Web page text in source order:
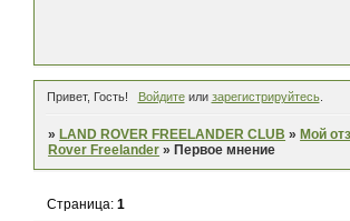
Привет, Гость! Войдитеили зарегистрируйтесь.
» LAND ROVER FREELANDER CLUB » Мой
Rover Freelander » Первое мнение
Страница:1